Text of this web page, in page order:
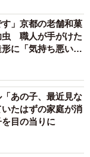
」京都の老舗和菓
職人が手がけた
に「気持ち悪いく
「あの子、最近見な
たはずの家庭が消
目の当りに